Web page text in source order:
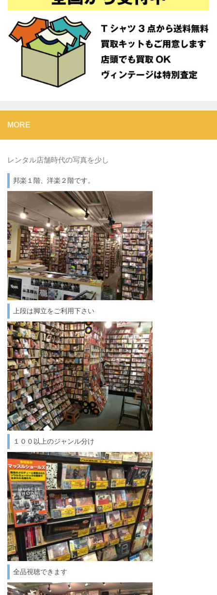
MORE
レンタル店舗時代の写真を少し
邦楽１階、洋楽２階です。
上段は脚立をご利用下さい
１００以上のジャンル分け
全品視聴できます